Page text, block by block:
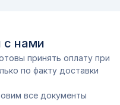
с нами
принять оплату при
по факту доставки
все документы